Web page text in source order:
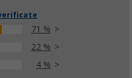
di supporto Berger Jack
71 %
22 %
4 %